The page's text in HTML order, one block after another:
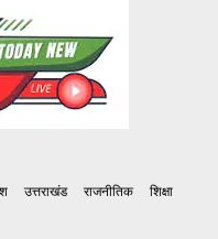
उत्तराखंड राजनीतिक
शिक्षा